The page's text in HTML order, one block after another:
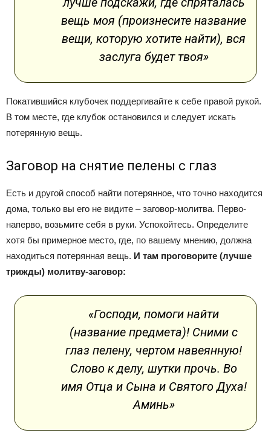
вещь моя (произнесите название
вещи, которую хотите найти), вся
заслуга будет твоя»
Покатившийся клубочек поддергивайте к себе правой рукой.
В том месте, где клубок остановился и следует искать
потерянную вещь.
Заговор на снятие пелены с глаз
Есть и другой способ найти потерянное, что точно находится
дома, только вы его не видите – заговор-молитва. Перво-
наперво, возьмите себя в руки. Успокойтесь. Определите
хотя бы примерное место, где, по вашему мнению, должна
находиться потерянная вещь. И там проговорите (лучше
трижды) молитву-заговор:
«Господи, помоги найти
(название предмета)! Сними с
глаз пелену, чертом навеянную!
Слово к делу, шутки прочь. Во
имя Отца и Сына и Святого Духа!
Аминь»